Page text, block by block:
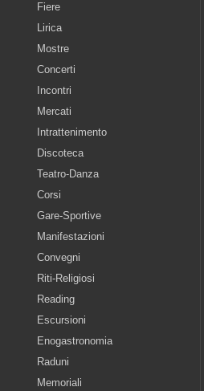
Fiere
Lirica
Mostre
Concerti
Incontri
Mercati
Intrattenimento
Discoteca
Teatro-Danza
Corsi
Gare-Sportive
Manifestazioni
Convegni
Riti-Religiosi
Reading
Escursioni
Enogastronomia
Raduni
Memoriali